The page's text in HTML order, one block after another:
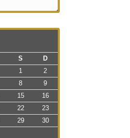
S
D
1
2
8
9
15
16
22
23
29
30